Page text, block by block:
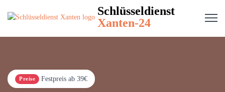
Schlüsseldienst
Xanten-24
Preise Festpreis ab 39€